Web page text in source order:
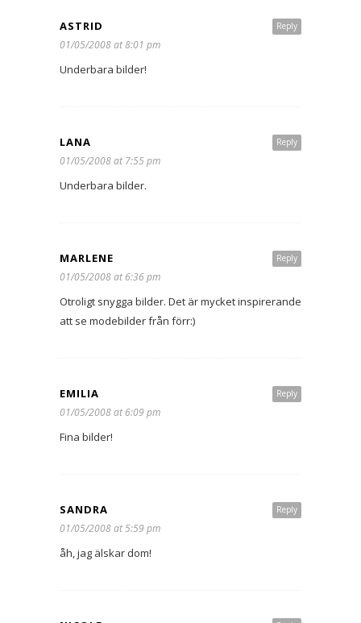
Reply
ASTRID
01/05/2008 at 8:01 pm
Underbara bilder!
Reply
LANA
01/05/2008 at 7:55 pm
Underbara bilder.
Reply
MARLENE
01/05/2008 at 6:36 pm
Otroligt snygga bilder. Det är mycket inspirerande
att se modebilder från förr:)
Reply
EMILIA
01/05/2008 at 6:09 pm
Fina bilder!
Reply
SANDRA
01/05/2008 at 5:59 pm
åh, jag älskar dom!